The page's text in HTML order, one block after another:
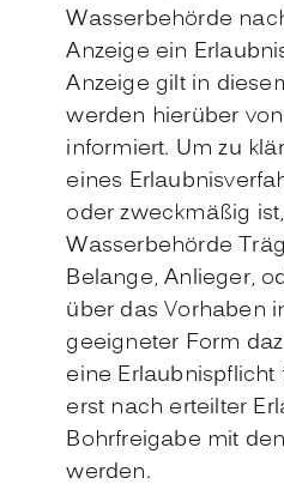
Wasserbehörde
Anzeige ein
Anzeige gilt in
werden hierüber
informiert. Um zu
eines
oder zweckmäßig
Wasserbehörde
Belange, Anlieger,
über das Vorhaben
geeigneter Form
eine
erst nach erteilter
Bohrfreigabe mit
werden.